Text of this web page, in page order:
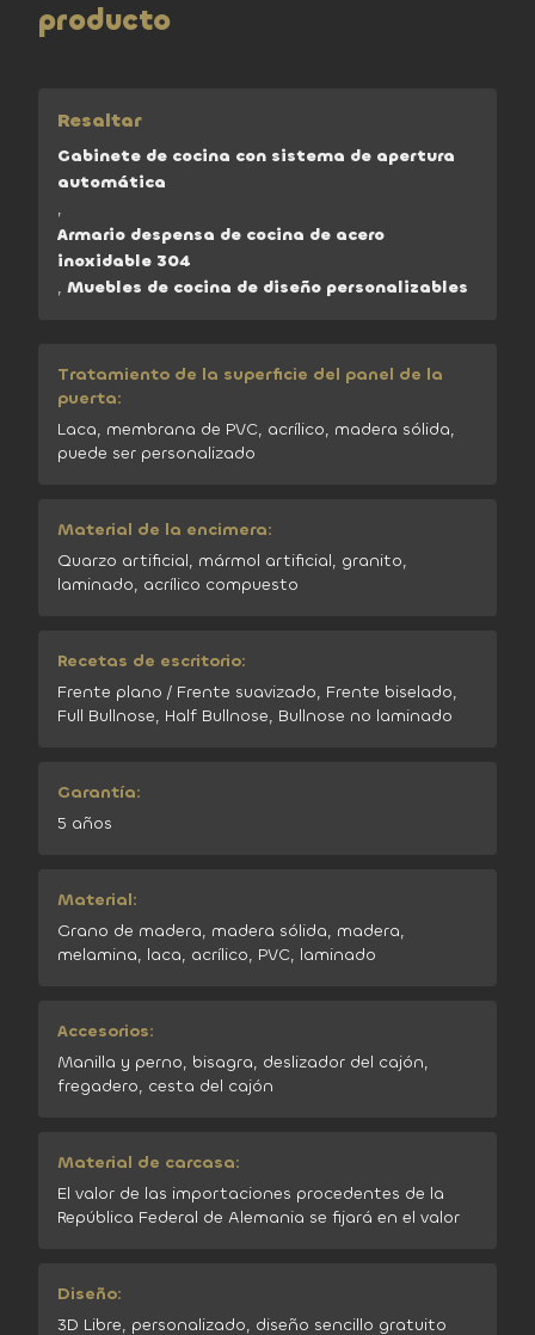
producto
Resaltar
Gabinete de cocina con sistema de apertura
automática
,
Armario despensa de cocina de acero
inoxidable 304
, Muebles de cocina de diseño personalizables
Tratamiento de la superficie del panel de la
puerta:
Laca, membrana de PVC, acrílico, madera sólida,
puede ser personalizado
Material de la encimera:
Quarzo artificial, mármol artificial, granito,
laminado, acrílico compuesto
Recetas de escritorio:
Frente plano / Frente suavizado, Frente biselado,
Full Bullnose, Half Bullnose, Bullnose no laminado
Garantía:
5 años
Material:
Grano de madera, madera sólida, madera,
melamina, laca, acrílico, PVC, laminado
Accesorios:
Manilla y perno, bisagra, deslizador del cajón,
fregadero, cesta del cajón
Material de carcasa:
El valor de las importaciones procedentes de la
República Federal de Alemania se fijará en el valor
Diseño:
3D Libre, personalizado, diseño sencillo gratuito